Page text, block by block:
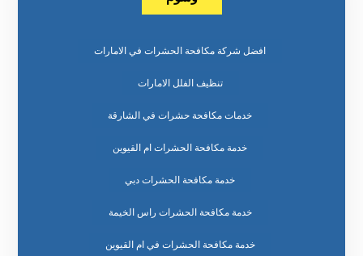
افضل شركة مكافحة الحشرات في الامارات
تنظيف الفلل الامارات
خدمات مكافحة حشرات في الشارقة
خدمة مكافحة الحشرات ام القيوين
خدمة مكافحة الحشرات دبي
خدمة مكافحة الحشرات راس الخيمة
خدمة مكافحة الحشرات في ام القيوين